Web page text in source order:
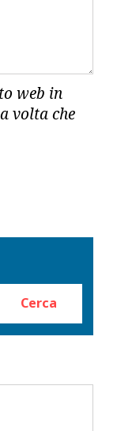
web in
volta che
Cerca